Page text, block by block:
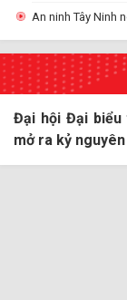
An ninh Tây Ninh
Chào mừng Đại
Đảng
Đại hội Đại
mở ra kỷ
Người dân cần
dịp tết
Một số hình ảnh
thứ 1 (nhiệm kỳ
Hướng dẫn kỹ
giao thông